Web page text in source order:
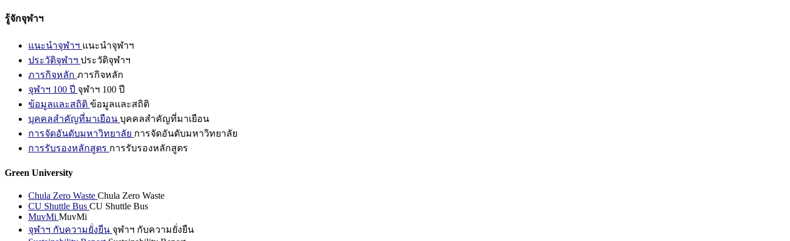
รู้จักจุฬาฯ
แนะนำจุฬาฯ แนะนำจุฬาฯ
ประวัติจุฬาฯ ประวัติจุฬาฯ
ภารกิจหลัก ภารกิจหลัก
จุฬาฯ 100 ปี จุฬาฯ 100 ปี
ข้อมูลและสถิติ ข้อมูลและสถิติ
บุคคลสำคัญที่มาเยือน บุคคลสำคัญที่มาเยือน
การจัดอันดับมหาวิทยาลัย การจัดอันดับมหาวิทยาลัย
การรับรองหลักสูตร การรับรองหลักสูตร
Green University
Chula Zero Waste Chula Zero Waste
CU Shuttle Bus CU Shuttle Bus
MuvMi MuvMi
จุฬาฯ กับความยั่งยืน จุฬาฯ กับความยั่งยืน